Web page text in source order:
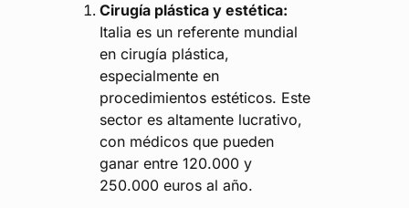
Cirugía plástica y estética:
Italia es un referente mundial
en cirugía plástica,
especialmente en
procedimientos estéticos. Este
sector es altamente lucrativo,
con médicos que pueden
ganar entre 120.000 y
250.000 euros al año.